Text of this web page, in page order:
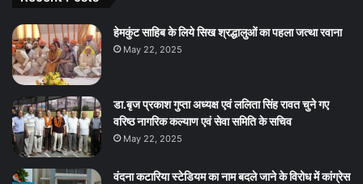
हेमकुंट साहिब के लिये सिख श्रद्धालुओं का पहला जत्था रवाना
May 22, 2025
डा.बृज प्रकाश गुप्ता अध्यक्ष एवं ललिता सिंह रावत चुने गए
वरिष्ठ नागरिक कल्याण एवं सेवा समिति के सचिव
May 22, 2025
वंदना कटारिया स्टेडियम का नाम बदले जाने के विरोध में कांग्रेस